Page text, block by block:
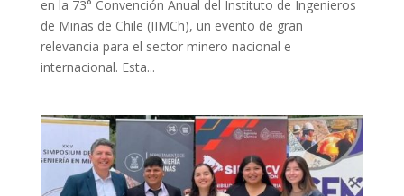
en la 73° Convención Anual del Instituto de Ingenieros
de Minas de Chile (IIMCh), un evento de gran
relevancia para el sector minero nacional e
internacional. Esta...